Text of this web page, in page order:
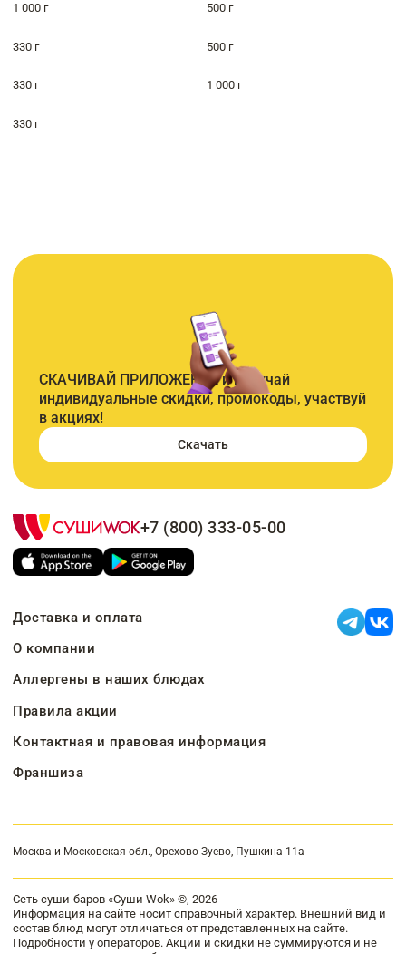
1 000 г 500 г
330 г 500 г
330 г 1 000 г
330 г
СКАЧИВАЙ ПРИЛОЖЕНИЕ и получай
индивидуальные скидки, промокоды, участвуй
в акциях!
Скачать
+7 (800) 333-05-00
Доставка и оплата
О компании
Аллергены в наших блюдах
Правила акции
Контактная и правовая информация
Франшиза
Москва и Московская обл., Орехово-Зуево, Пушкина 11а
Сеть суши-баров «Суши Wok» ©, 2026
Информация на сайте носит справочный характер. Внешний вид и
состав блюд могут отличаться от представленных на сайте.
Подробности у операторов. Акции и скидки не суммируются и не